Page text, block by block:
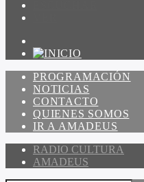
PROGRAMACIÓN
NOTICIAS
CONTACTO
QUIENES SOMOS
IR A AMADEUS
RADIO CULTURA
AMADEUS